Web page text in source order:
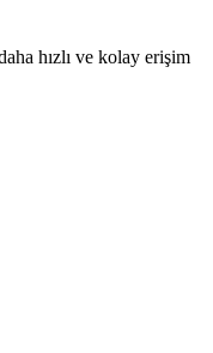
hızlı ve kolay erişim